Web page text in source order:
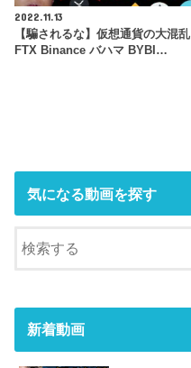
2022.11.13
【騙されるな】仮想通貨の大混乱
FTX Binance バハマ BYBI…
気になる動画を探す
新着動画